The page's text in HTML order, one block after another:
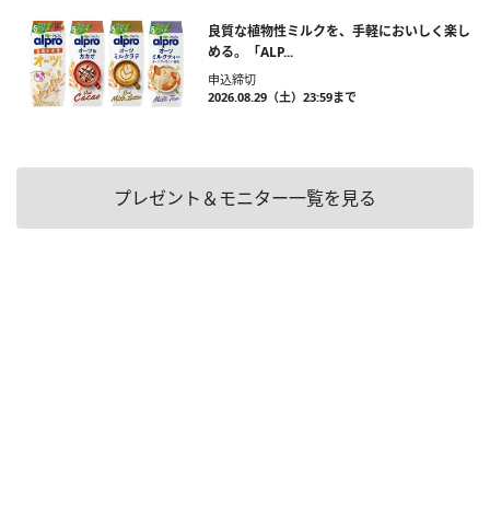
良質な植物性ミルクを、手軽においしく楽し
める。「ALP...
申込締切
2026.08.29（土）23:59まで
プレゼント＆モニター一覧を見る